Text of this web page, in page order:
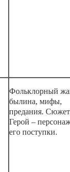
Фольклорный
былина, мифы,
предания.
Герой –
его поступки.